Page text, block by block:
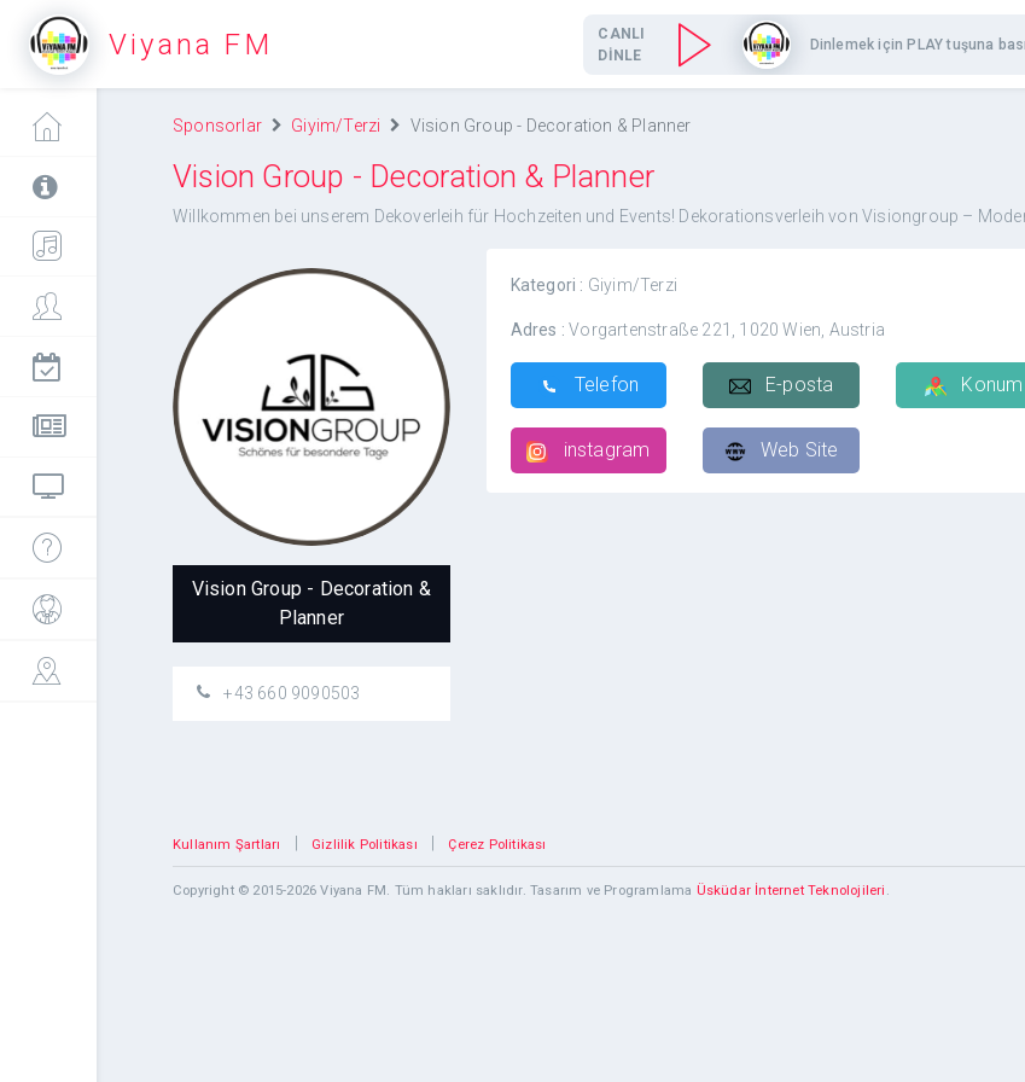
Viyana FM
CANLI
DİNLE
Dinlemek için PLAY tuşuna
Sponsorlar Giyim/Terzi Vision Group - Decoration & Planner
Vision Group - Decoration & Planner
Willkommen bei unserem Dekoverleih für Hochzeiten und Events! Dekorationsverleih von Visiongroup –
Vision Group -
Decoration & Planner
Vision Group - Decoration &
Planner
+43 660 9090503
Kategori : Giyim/Terzi
Adres :Vorgartenstraße 221, 1020 Wien, Austria
Telefon E-posta Konum
instagram Web Site
Kullanım Şartları Gizlilik Politikası Çerez Politikası
Copyright © 2015-2026 Viyana FM. Tüm hakları saklıdır. Tasarım ve Programlama Üsküdar İnternet Teknolojileri .